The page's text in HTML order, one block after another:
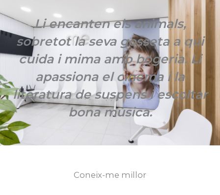
Li encanten els animals,
sobretot la seva gosseta a qui
cuida i mima amb bogeria. Li
apassiona el cinema i la
literatura de suspens i escoltar
bona música.
Coneix-me millor